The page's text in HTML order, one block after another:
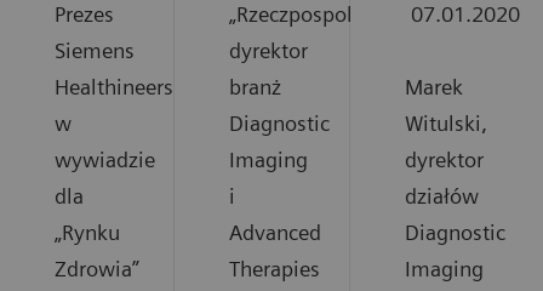
Prezes
Siemens
Healthineers
w
wywiadzie
dla
„Rynku
Zdrowia”
„Rzeczpospolitej”
dyrektor
branż
Diagnostic
Imaging
i
Advanced
Therapies
07.01.2020
Marek
Witulski,
dyrektor
działów
Diagnostic
Imaging